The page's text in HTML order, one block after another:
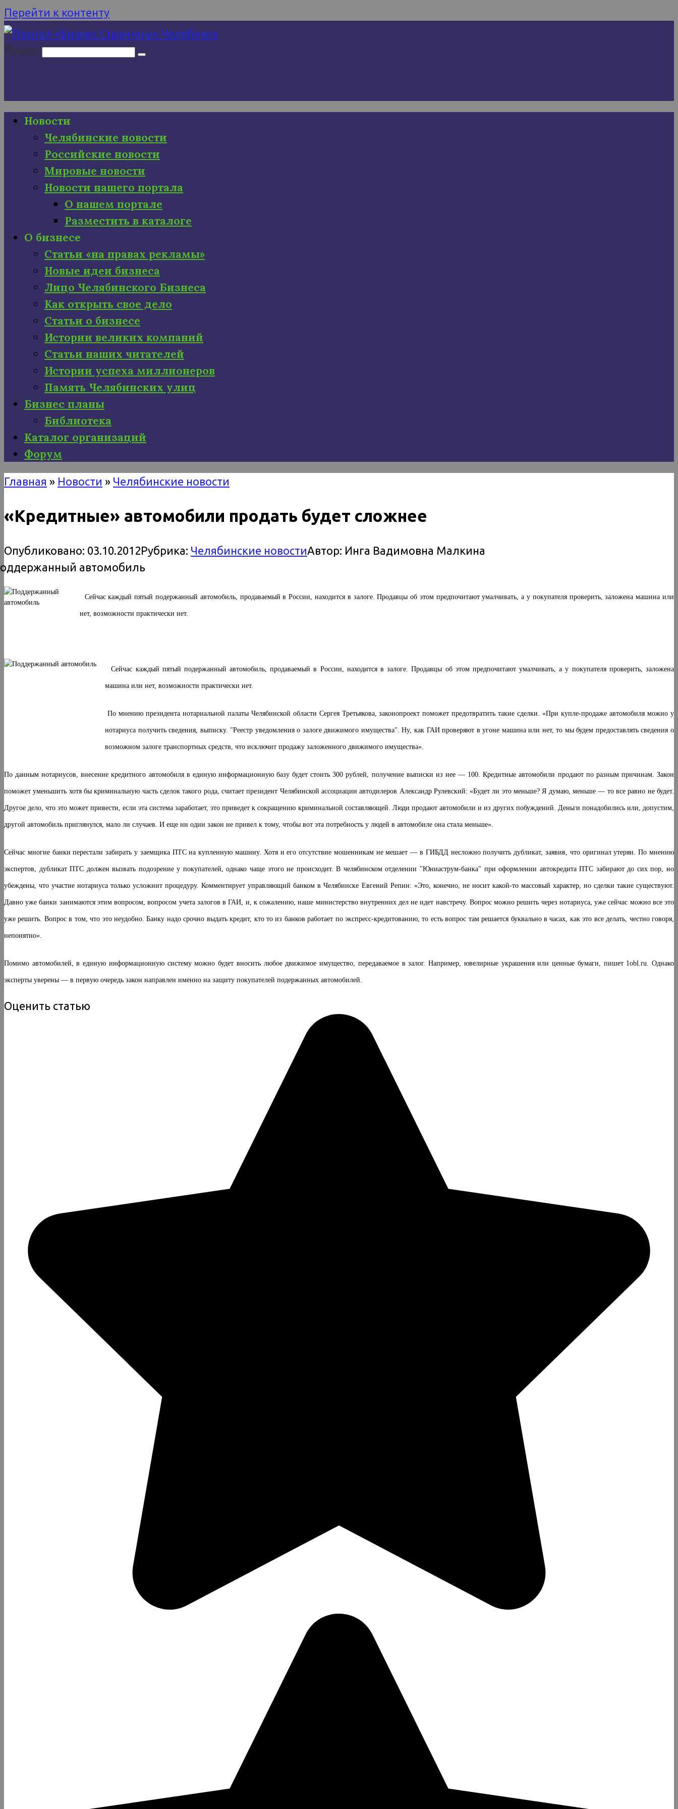
Перейти к контенту
Поиск:
Новости
Челябинские новости
Российские новости
Мировые новости
Новости нашего портала
О нашем портале
Разместить в каталоге
О бизнесе
Статьи «на правах рекламы»
Новые идеи бизнеса
Лицо Челябинского Бизнеса
Как открыть свое дело
Статьи о бизнесе
Истории великих компаний
Статьи наших читателей
Истории успеха миллионеров
Память Челябинских улиц
Бизнес планы
Библиотека
Каталог организаций
Форум
Главная » Новости » Челябинские новости
«Кредитные» автомобили продать будет сложнее
Опубликовано: 03.10.2012Рубрика: Челябинские новостиАвтор: Инга Вадимовна Малкина
Сейчас каждый пятый подержанный автомобиль, продаваемый в России, находится в залоге. Продавцы об этом предпочитают умалчивать, а у покупателя проверить, заложена машина или
нет, возможности практически нет.
Сейчас каждый пятый подержанный автомобиль, продаваемый в России, находится в залоге. Продавцы об этом предпочитают умалчивать, а у покупателя проверить, заложена
машина или нет, возможности практически нет.
По мнению президента нотариальной палаты Челябинской области Сергея Третьякова, законопроект поможет предотвратить такие сделки. «При купле-продаже автомобиля можно у
нотариуса получить сведения, выписку. "Реестр уведомления о залоге движимого имущества". Ну, как ГАИ проверяют в угоне машина или нет, то мы будем предоставлять сведения о
возможном залоге транспортных средств, что исключит продажу заложенного движимого имущества».
По данным нотариусов, внесение кредитного автомобиля в единую информационную базу будет стоить 300 рублей, получение выписки из нее — 100. Кредитные автомобили продают по разным причинам. Закон
поможет уменьшить хотя бы криминальную часть сделок такого рода, считает президент Челябинской ассоциации автодилеров Александр Рулевский:«Будет ли это меньше? Я думаю, меньше — то все равно не будет.
Другое дело, что это может привести, если эта система заработает, это приведет к сокращению криминальной составляющей. Люди продают автомобили и из других побуждений. Деньги понадобились или, допустим,
другой автомобиль приглянулся, мало ли случаев. И еще ни один закон не привел к тому, чтобы вот эта потребность у людей в автомобиле она стала меньше».
Сейчас многие банки перестали забирать у заемщика ПТС на купленную машину. Хотя и его отсутствие мошенникам не мешает — в ГИБДД несложно получить дубликат, заявив, что оригинал утерян. По мнению
экспертов, дубликат ПТС должен вызвать подозрение у покупателей, однако чаще этого не происходит. В челябинском отделении "Юниаструм-банка" при оформлении автокредита ПТС забирают до сих пор, но
убеждены, что участие нотариуса только усложнит процедуру. Комментирует управляющий банком в Челябинске Евгений Репин: «Это, конечно, не носит какой-то массовый характер, но сделки такие существуют.
Давно уже банки занимаются этим вопросом, вопросом учета залогов в ГАИ, и, к сожалению, наше министерство внутренних дел не идет навстречу. Вопрос можно решить через нотариуса, уже сейчас можно все это
уже решить. Вопрос в том, что это неудобно. Банку надо срочно выдать кредит, кто то из банков работает по экспресс-кредитованию, то есть вопрос там решается буквально в часах, как это все делать, честно говоря,
непонятно».
Помимо автомобилей, в единую информационную систему можно будет вносить любое движимое имущество, передаваемое в залог. Например, ювелирные украшения или ценные бумаги, пишет 1obl.ru. Однако
эксперты уверены — в первую очередь закон направлен именно на защиту покупателей подержанных автомобилей.
Оценить статью